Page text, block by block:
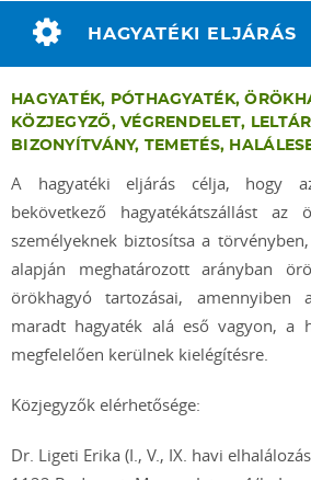
HAGYATÉKI ELJÁRÁS
HAGYATÉK, PÓTHAGYATÉK,
KÖZJEGYZŐ, VÉGRENDELET,
BIZONYÍTVÁNY, TEMETÉS,
A hagyatéki eljárás célja, hogy
bekövetkező hagyatékátszállást az
személyeknek biztosítsa a
alapján meghatározott arányban
örökhagyó tartozásai, amennyiben
maradt hagyaték alá eső vagyon, a
megfelelően kerülnek kielégítésre.
Közjegyzők elérhetősége:
Dr. Ligeti Erika (I., V., IX. havi